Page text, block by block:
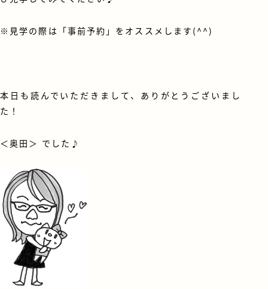
※見学の際は「事前予約」をオススメします(^^)
本日も読んでいただきまして、ありがとうございまし
た！
＜奥田 ＞ でした♪